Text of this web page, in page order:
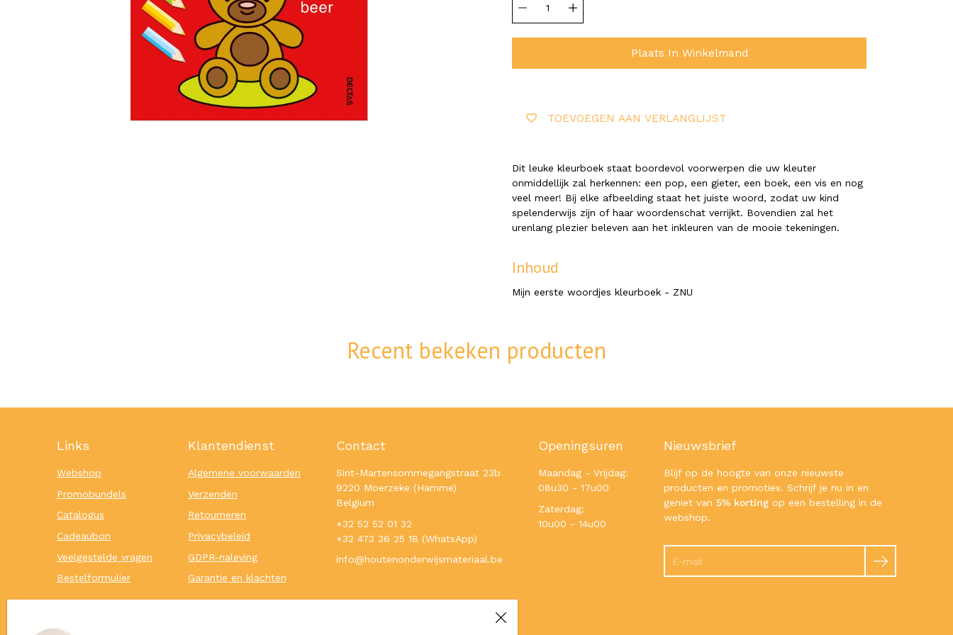
selector
Plaats In Winkelmand
TOEVOEGEN AAN VERLANGLIJST
Dit leuke kleurboek staat boordevol voorwerpen die uw kleuter
onmiddellijk zal herkennen: een pop, een gieter, een boek, een vis en nog
veel meer! Bij elke afbeelding staat het juiste woord, zodat uw kind
spelenderwijs zijn of haar woordenschat verrijkt. Bovendien zal het
urenlang plezier beleven aan het inkleuren van de mooie tekeningen.
Inhoud
Mijn eerste woordjes kleurboek - ZNU
Recent bekeken producten
Links
Webshop
Promobundels
Catalogus
Cadeaubon
Veelgestelde vragen
Bestelformulier
Klantendienst
Algemene voorwaarden
Verzenden
Retourneren
Privacybeleid
GDPR-naleving
Garantie en klachten
Contact
Sint-Martensommegangstraat 23b
9220 Moerzeke (Hamme)
Belgium
+32 52 52 01 32
+32 473 36 25 18 (WhatsApp)
info@houtenonderwijsmateriaal.be
Openingsuren
Maandag - Vrijdag:
08u30 - 17u00
Zaterdag:
10u00 - 14u00
Nieuwsbrief
Blijf op de hoogte van onze nieuwste
producten en promoties. Schrijf je nu in en
geniet van 5% korting op een bestelling in de
webshop.